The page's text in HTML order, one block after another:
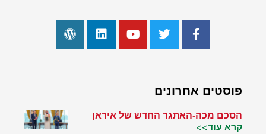
פוסטים אחרונים
הסכם מכה-האתגר החדש של איראן
קרא עוד>>